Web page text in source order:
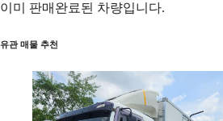
이미 판매완료된 차량입니다.
유관 매물 추천